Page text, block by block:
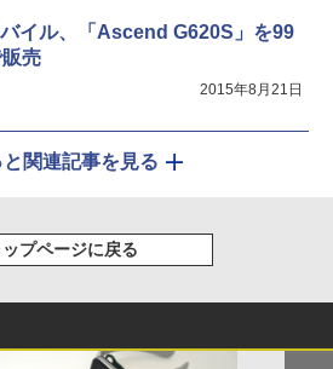
イル、「Ascend G620S」を99
売
2015年8月21日
と関連記事を見る
ップページに戻る